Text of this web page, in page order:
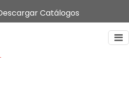
Catálogos